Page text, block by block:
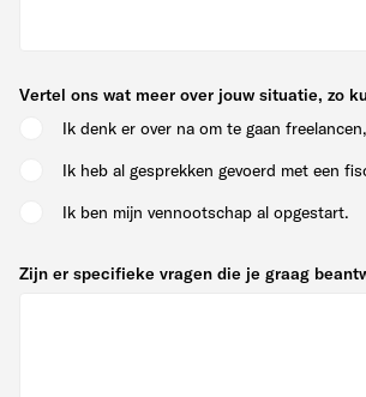
Vertel ons wat meer over jouw situatie, zo
Ik denk er over na om te gaan
Ik heb al gesprekken gevoerd met een
Ik ben mijn vennootschap al opgestart.
Zijn er specifieke vragen die je graag